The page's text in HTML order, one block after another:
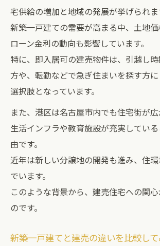
宅供給の増加と地域の発展が挙げられま
新築一戸建ての需要が高まる中、土地
ローン金利の動向も影響しています。
特に、即入居可の建売物件は、引越し
方や、転勤などで急ぎ住まいを探す方
選択肢となっています。
また、港区は名古屋市内でも住宅街が広
生活インフラや教育施設が充実してい
由です。
近年は新しい分譲地の開発も進み、住
でいます。
このような背景から、建売住宅への関
のです。
新築一戸建てと建売の違いを比較して